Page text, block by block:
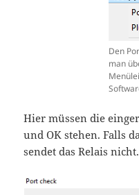
Den
man
Hier müssen die
und OK stehen. Falls
sendet das Relais nicht.